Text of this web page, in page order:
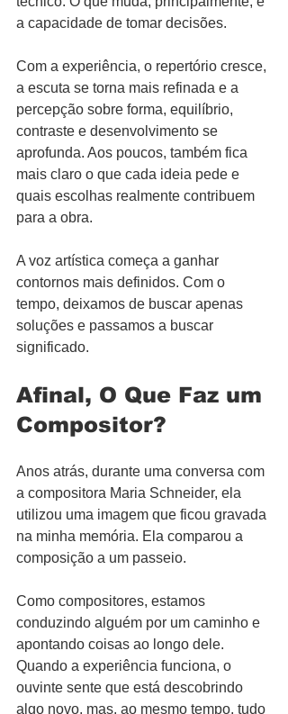
a capacidade de tomar decisões.
Com a experiência, o repertório cresce,
a escuta se torna mais refinada e a
percepção sobre forma, equilíbrio,
contraste e desenvolvimento se
aprofunda. Aos poucos, também fica
mais claro o que cada ideia pede e
quais escolhas realmente contribuem
para a obra.
A voz artística começa a ganhar
contornos mais definidos. Com o
tempo, deixamos de buscar apenas
soluções e passamos a buscar
significado.
Afinal, O Que Faz um
Compositor?
Anos atrás, durante uma conversa com
a compositora Maria Schneider, ela
utilizou uma imagem que ficou gravada
na minha memória. Ela comparou a
composição a um passeio.
Como compositores, estamos
conduzindo alguém por um caminho e
apontando coisas ao longo dele.
Quando a experiência funciona, o
ouvinte sente que está descobrindo
algo novo, mas, ao mesmo tempo, tudo